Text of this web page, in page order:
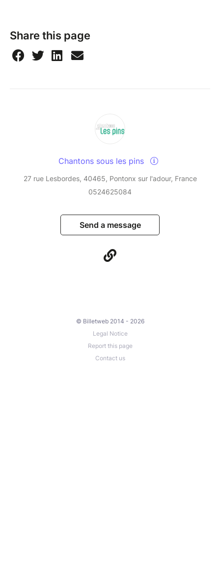
Share this page
Chantons sous les pins
27 rue Lesbordes, 40465, Pontonx sur l'adour, France
0524625084
Send a message
© Billetweb 2014 - 2026
Legal Notice
Report this page
Contact us